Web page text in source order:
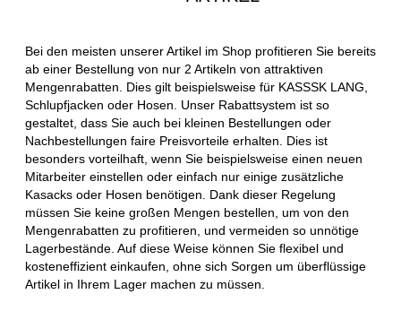
Bei den meisten unserer Artikel im Shop profitieren Sie bereits
ab einer Bestellung von nur 2 Artikeln von attraktiven
Mengenrabatten. Dies gilt beispielsweise für KASSSK LANG,
Schlupfjacken oder Hosen. Unser Rabattsystem ist so
gestaltet, dass Sie auch bei kleinen Bestellungen oder
Nachbestellungen faire Preisvorteile erhalten. Dies ist
besonders vorteilhaft, wenn Sie beispielsweise einen neuen
Mitarbeiter einstellen oder einfach nur einige zusätzliche
Kasacks oder Hosen benötigen. Dank dieser Regelung
müssen Sie keine großen Mengen bestellen, um von den
Mengenrabatten zu profitieren, und vermeiden so unnötige
Lagerbestände. Auf diese Weise können Sie flexibel und
kosteneffizient einkaufen, ohne sich Sorgen um überflüssige
Artikel in Ihrem Lager machen zu müssen.